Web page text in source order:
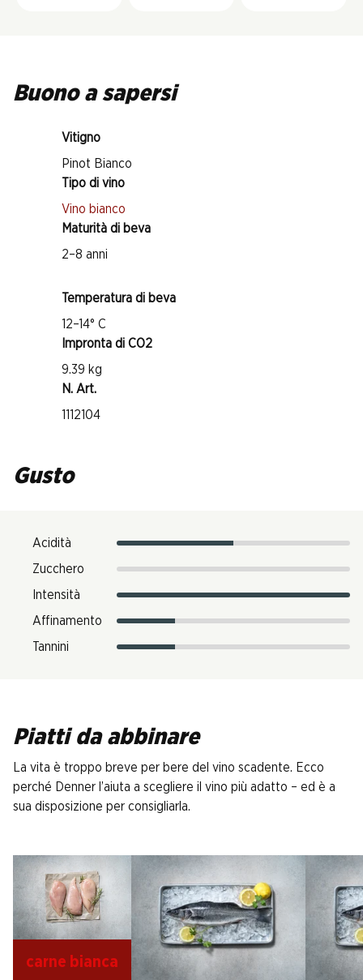
Buono a sapersi
Vitigno
Pinot Bianco
Tipo di vino
Vino bianco
Maturità di beva
2–8 anni
Temperatura di beva
12–14° C
Impronta di CO2
9.39 kg
N. Art.
1112104
Gusto
Acidità
Zucchero
Intensità
Affinamento
Tannini
Piatti da abbinare
La vita è troppo breve per bere del vino scadente. Ecco
perché Denner l’aiuta a scegliere il vino più adatto – ed è a
sua disposizione per consigliarla.
carne bianca